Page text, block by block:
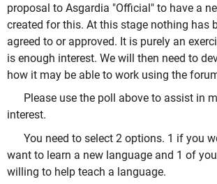
proposal to Asgardia "Official" to have a
created for this. At this stage nothing has
agreed to or approved. It is purely an
is enough interest. We will then need to
how it may be able to work using the
Please use the poll above to assist in
interest.
You need to select 2 options. 1 if you
want to learn a new language and 1 of
willing to help teach a language.